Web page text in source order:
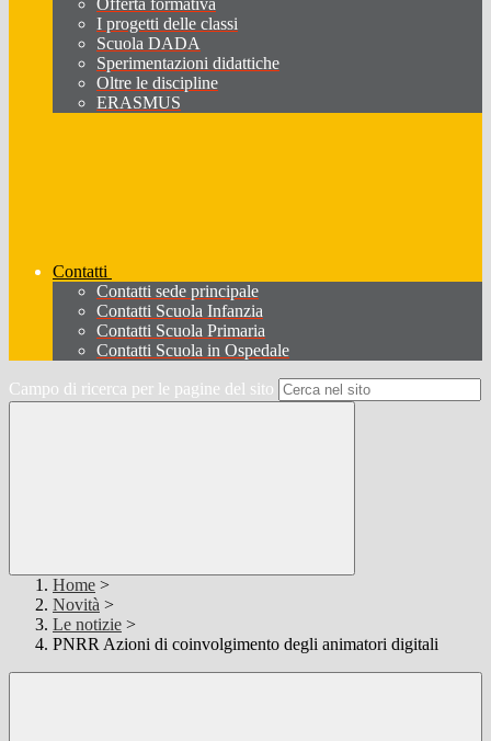
Offerta formativa
I progetti delle classi
Scuola DADA
Sperimentazioni didattiche
Oltre le discipline
ERASMUS
Contatti
Contatti sede principale
Contatti Scuola Infanzia
Contatti Scuola Primaria
Contatti Scuola in Ospedale
Campo di ricerca per le pagine del sito
Home >
Novità >
Le notizie >
PNRR Azioni di coinvolgimento degli animatori digitali